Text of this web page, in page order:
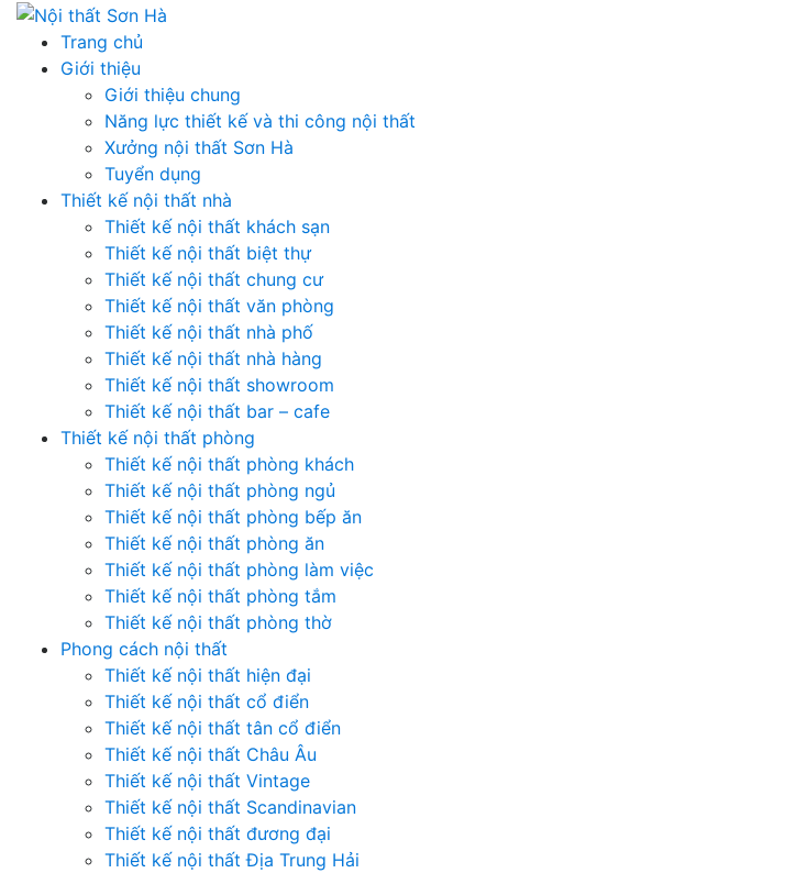
Skip
content
Trang chủ
Giới thiệu
Giới thiệu chung
Năng lực thiết kế và thi công nội thất
Xưởng nội thất Sơn Hà
Tuyển dụng
Thiết kế nội thất nhà
Thiết kế nội thất khách sạn
Thiết kế nội thất biệt thự
Thiết kế nội thất chung cư
Thiết kế nội thất văn phòng
Thiết kế nội thất nhà phố
Thiết kế nội thất nhà hàng
Thiết kế nội thất showroom
Thiết kế nội thất bar – cafe
Thiết kế nội thất phòng
Thiết kế nội thất phòng khách
Thiết kế nội thất phòng ngủ
Thiết kế nội thất phòng bếp ăn
Thiết kế nội thất phòng ăn
Thiết kế nội thất phòng làm việc
Thiết kế nội thất phòng tắm
Thiết kế nội thất phòng thờ
Phong cách nội thất
Thiết kế nội thất hiện đại
Thiết kế nội thất cổ điển
Thiết kế nội thất tân cổ điển
Thiết kế nội thất Châu Âu
Thiết kế nội thất Vintage
Thiết kế nội thất Scandinavian
Thiết kế nội thất đương đại
Thiết kế nội thất Địa Trung Hải